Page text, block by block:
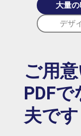
大量
デザ
ご用
PDF
夫です